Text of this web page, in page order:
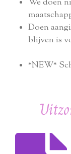
We doen
Doen
blijven is
*NEW*